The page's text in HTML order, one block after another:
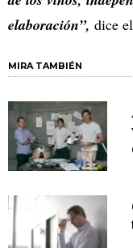
elaboración”, dice
MIRA TAMBIÉN